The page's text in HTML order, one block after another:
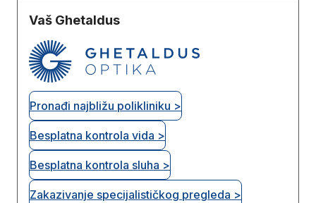
Vaš Ghetaldus
Pronađi najbližu polikliniku >
Besplatna kontrola vida >
Besplatna kontrola sluha >
Zakazivanje specijalističkog pregleda >